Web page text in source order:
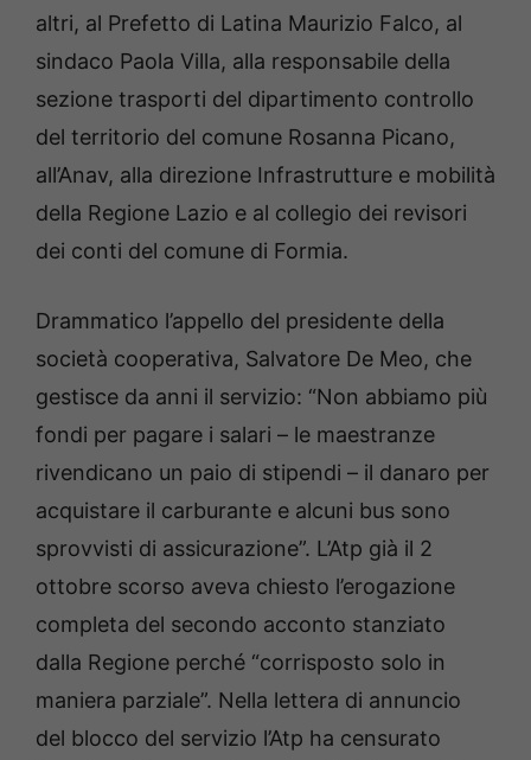
altri, al Prefetto di Latina Maurizio Falco, al
sindaco Paola Villa, alla responsabile della
sezione trasporti del dipartimento controllo
del territorio del comune Rosanna Picano,
all’Anav, alla direzione Infrastrutture e mobilità
della Regione Lazio e al collegio dei revisori
dei conti del comune di Formia.
Drammatico l’appello del presidente della
società cooperativa, Salvatore De Meo, che
gestisce da anni il servizio: “Non abbiamo più
fondi per pagare i salari – le maestranze
rivendicano un paio di stipendi – il danaro per
acquistare il carburante e alcuni bus sono
sprovvisti di assicurazione”. L’Atp già il 2
ottobre scorso aveva chiesto l’erogazione
completa del secondo acconto stanziato
dalla Regione perché “corrisposto solo in
maniera parziale”. Nella lettera di annuncio
del blocco del servizio l’Atp ha censurato